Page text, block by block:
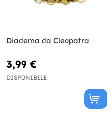
Diadema da Cleopatra
3,99 €
DISPONIBILE